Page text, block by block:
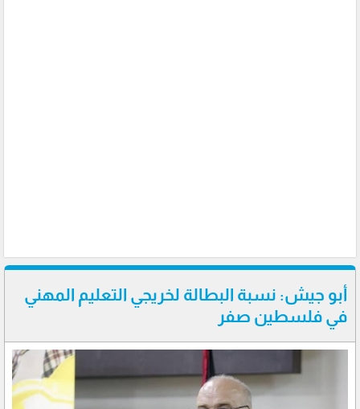
أبو جيش: نسبة البطالة لخريجي التعليم المهني
في فلسطين صفر